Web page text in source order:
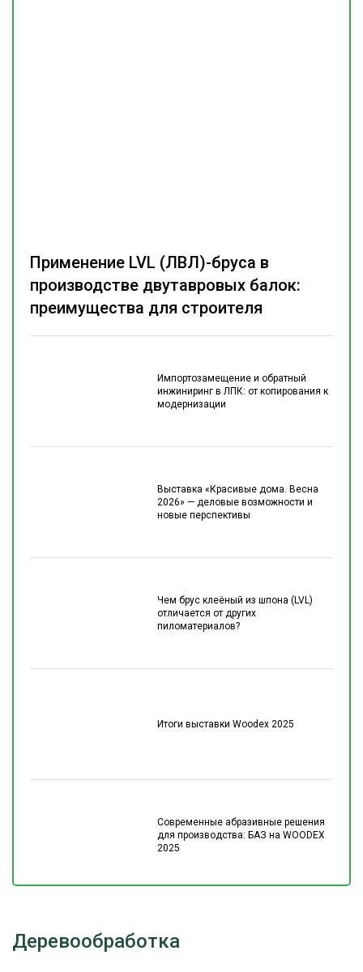
Импортозамещение и обратный
инжиниринг в ЛПК: от копирования к
модернизации
Выставка «Красивые дома. Весна
2026» — деловые возможности и
новые перспективы
Чем брус клеёный из шпона (LVL)
отличается от других
пиломатериалов?
Итоги выставки Woodex 2025
Современные абразивные решения
для производства: БАЗ на WOODEX
2025
Применение LVL (ЛВЛ)-бруса в
производстве двутавровых балок:
преимущества для строителя
Деревообработка